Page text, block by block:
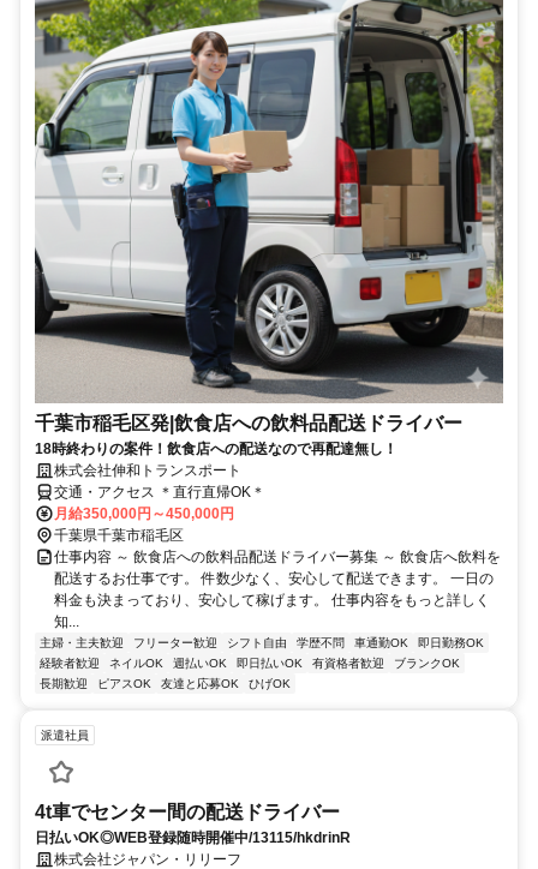
千葉市稲毛区発|飲食店への飲料品配送ドライバー
18時終わりの案件！飲食店への配送なので再配達無し！
株式会社伸和トランスポート
交通・アクセス ＊直行直帰OK＊
月給350,000円～450,000円
千葉県千葉市稲毛区
仕事内容 ～ 飲食店への飲料品配送ドライバー募集 ～ 飲食店へ飲料を
配送するお仕事です。 件数少なく、安心して配送できます。 一日の
料金も決まっており、安心して稼げます。 仕事内容をもっと詳しく
知...
主婦・主夫歓迎 フリーター歓迎 シフト自由 学歴不問 車通勤OK
即日勤務OK
経験者歓迎
ネイルOK 週払いOK 即日払いOK 有資格者歓迎
ブランクOK
長期歓迎
ピアスOK 友達と応募OK ひげOK
派遣社員
4t車でセンター間の配送ドライバー
日払いOK◎WEB登録随時開催中/13115/hkdrinR
株式会社ジャパン・リリーフ